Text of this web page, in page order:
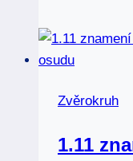
Zvěrokruh
1.11